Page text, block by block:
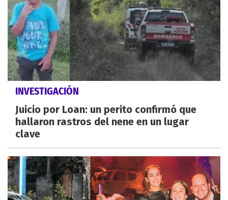
INVESTIGACIÓN
Juicio por Loan: un perito confirmó que
hallaron rastros del nene en un lugar
clave